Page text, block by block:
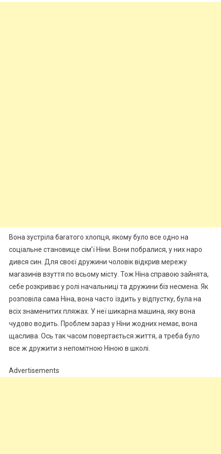
Вона зустріла баrатого хлопця, якому було все одно на
соціальне становище сім’ї Ніни. Вони побралися, у них наро
дився син. Для своєї дружини чоловік відкрив мережу
магазинів взуття по всьому місту. Тож Ніна справою зайнята,
себе розкриває у ролі начальниці та дружини біз несмена. Як
розповіла сама Ніна, вона часто їздить у відпустку, була на
всіх знаменитих пляжах. У неї шикарна машина, яку вона
чудово водить. Проблем зараз у Ніни жодних немає, вона
щаслива. Ось так часом повертається життя, а треба було
все ж дружити з непомітною Ніною в школі.
Advertisements